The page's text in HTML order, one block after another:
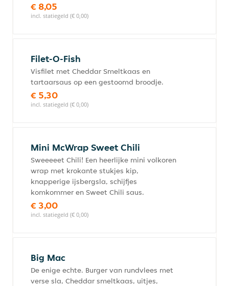
€ 8,05
incl. statiegeld (€ 0,00)
Filet-O-Fish
Visfilet met Cheddar Smeltkaas en
tartaarsaus op een gestoomd broodje.
€ 5,30
incl. statiegeld (€ 0,00)
Mini McWrap Sweet Chili
Sweeeeet Chili! Een heerlijke mini volkoren
wrap met krokante stukjes kip,
knapperige ijsbergsla, schijfjes
komkommer en Sweet Chili saus.
€ 3,00
incl. statiegeld (€ 0,00)
Big Mac
De enige echte. Burger van rundvlees met
verse sla, Cheddar smeltkaas, uitjes,